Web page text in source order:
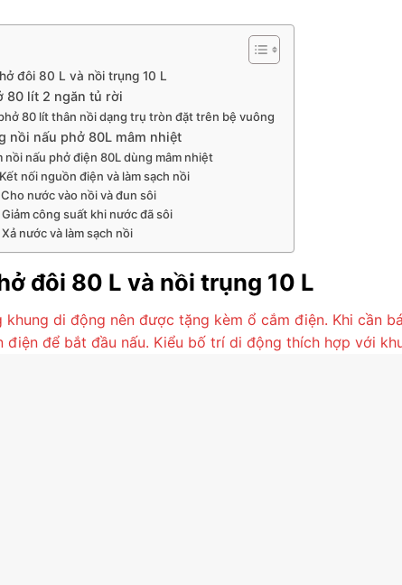
đôi 80 L và nồi trụng 10 L
80 lít 2 ngăn tủ rời
80 lít thân nồi dạng trụ tròn đặt trên bệ vuông
nồi nấu phở 80L mâm nhiệt
nồi nấu phở điện 80L dùng mâm nhiệt
nối nguồn điện và làm sạch nồi
nước vào nồi và đun sôi
công suất khi nước đã sôi
nước và làm sạch nồi
đôi 80 L và nồi trụng 10 L
khung di động nên được tặng kèm ổ cắm điện. Khi cần
điện để bắt đầu nấu. Kiểu bố trí di động thích hợp với